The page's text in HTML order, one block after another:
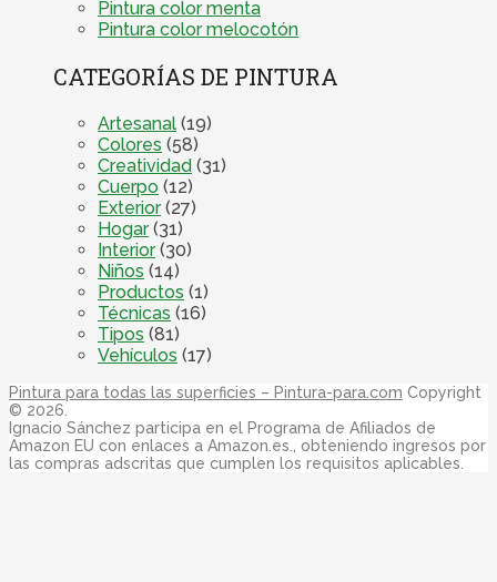
Pintura color menta
Pintura color melocotón
CATEGORÍAS DE PINTURA
Artesanal (19)
Colores (58)
Creatividad (31)
Cuerpo (12)
Exterior(27)
Hogar(31)
Interior(30)
Niños (14)
Productos (1)
Técnicas (16)
Tipos (81)
Vehículos (17)
Pintura para todas las superficies – Pintura-para.com Copyright
© 2026.
Ignacio Sánchez participa en el Programa de Afiliados de
Amazon EU con enlaces a Amazon.es., obteniendo ingresos por
las compras adscritas que cumplen los requisitos aplicables.